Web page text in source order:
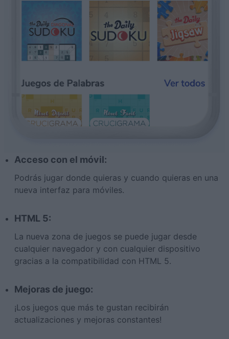
Acceso con el móvil:
Podrás jugar donde quieras y cuando quieras en una
nueva interfaz para móviles.
HTML 5:
La nueva zona de juegos se puede jugar desde
cualquier navegador y con cualquier dispositivo
gracias a la compatibilidad con HTML 5.
Mejoras de juego:
¡Los juegos que más te gustan recibirán
actualizaciones y mejoras constantes!